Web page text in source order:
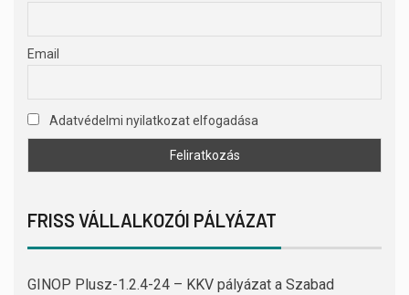
Email
Adatvédelmi nyilatkozat elfogadása
FRISS VÁLLALKOZÓI PÁLYÁZAT
GINOP Plusz-1.2.4-24 – KKV pályázat a Szabad